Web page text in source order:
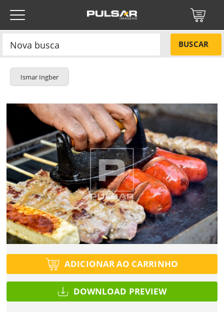
BUSCAR
Ismar Ingber
ADICIONAR AO CARRINHO
DOWNLOAD PREVIEW
Título do projeto
Tipo de projeto
Selecione
Formato
Códigos
Título do projeto
Tipo de projeto
Esqueci a senha
ENTRAR
Você ainda não tem conta?
ENTRAR
ENVIAR
Protegido por reCAPTCHA —Privacidade·Termos
NÃO
SIM
Título do projeto
Tipo de projeto
Selecione
Utilização
Tamanho PR$ 57,00
Tamanho MR$ 114,00
Tamanho GR$ 171,00